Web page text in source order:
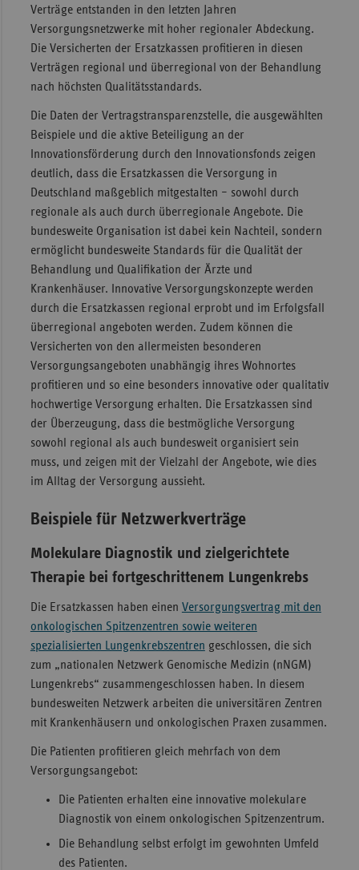
Verträge entstanden in den letzten Jahren
Versorgungsnetzwerke mit hoher regionaler Abdeckung.
Die Versicherten der Ersatzkassen profitieren in diesen
Verträgen regional und überregional von der Behandlung
nach höchsten Qualitätsstandards.
Die Daten der Vertragstransparenzstelle, die ausgewählten
Beispiele und die aktive Beteiligung an der
Innovationsförderung durch den Innovationsfonds zeigen
deutlich, dass die Ersatzkassen die Versorgung in
Deutschland maßgeblich mitgestalten – sowohl durch
regionale als auch durch überregionale Angebote. Die
bundesweite Organisation ist dabei kein Nachteil, sondern
ermöglicht bundesweite Standards für die Qualität der
Behandlung und Qualifikation der Ärzte und
Krankenhäuser. Innovative Versorgungskonzepte werden
durch die Ersatzkassen regional erprobt und im Erfolgsfall
überregional angeboten werden. Zudem können die
Versicherten von den allermeisten besonderen
Versorgungsangeboten unabhängig ihres Wohnortes
profitieren und so eine besonders innovative oder qualitativ
hochwertige Versorgung erhalten. Die Ersatzkassen sind
der Überzeugung, dass die bestmögliche Versorgung
sowohl regional als auch bundesweit organisiert sein
muss, und zeigen mit der Vielzahl der Angebote, wie dies
im Alltag der Versorgung aussieht.
Beispiele für Netzwerkverträge
Molekulare Diagnostik und zielgerichtete
Therapie bei fortgeschrittenem Lungenkrebs
Die Ersatzkassen haben einen Versorgungsvertrag mit den
onkologischen Spitzenzentren sowie weiteren
spezialisierten Lungenkrebszentren geschlossen, die sich
zum „nationalen Netzwerk Genomische Medizin (nNGM)
Lungenkrebs“ zusammengeschlossen haben. In diesem
bundesweiten Netzwerk arbeiten die universitären Zentren
mit Krankenhäusern und onkologischen Praxen zusammen.
Die Patienten profitieren gleich mehrfach von dem
Versorgungsangebot:
Die Patienten erhalten eine innovative molekulare
Diagnostik von einem onkologischen Spitzenzentrum.
Die Behandlung selbst erfolgt im gewohnten Umfeld
des Patienten.